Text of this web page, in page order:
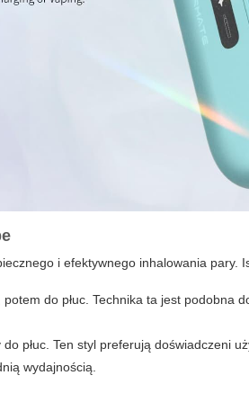
i efektywnego inhalowania pary.
do płuc. Technika ta jest podobna
płuc. Ten styl preferują doświadczeni
wydajnością.